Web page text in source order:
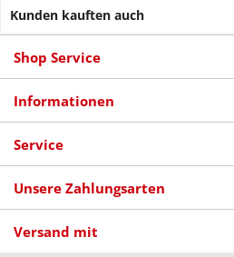
Kunden kauften auch
Shop Service
Informationen
Service
Unsere Zahlungsarten
Versand mit